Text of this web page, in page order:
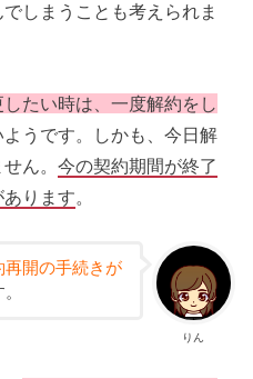
しまうことも考えられま
たい時は、一度解約をし
ようです。しかも、今日解
せん。今の契約期間が終了
ります。
りん
再開の手続きが